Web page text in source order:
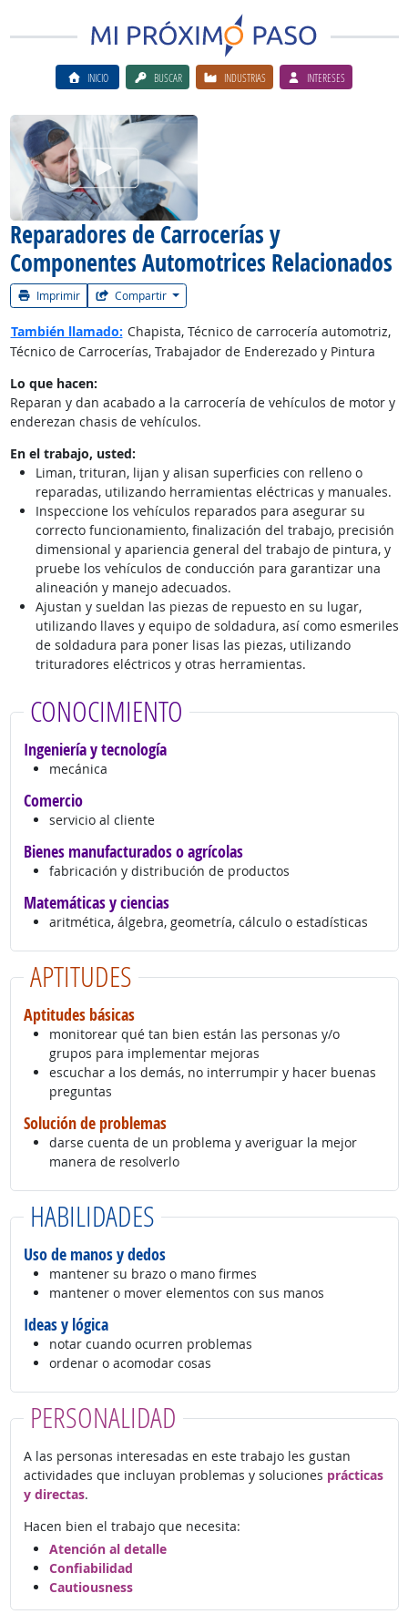
INICIO BUSCAR INDUSTRIAS INTERESES
Reparadores de Carrocerías y
Componentes Automotrices Relacionados
Imprimir Compartir
Ver el vίdeo de la carrera
También llamado: Chapista, Técnico de carrocería automotriz,
Técnico de Carrocerías, Trabajador de Enderezado y Pintura
Lo que hacen:
Reparan y dan acabado a la carrocería de vehículos de motor y
enderezan chasis de vehículos.
En el trabajo, usted:
Liman, trituran, lijan y alisan superficies con relleno o
reparadas, utilizando herramientas eléctricas y manuales.
Inspeccione los vehículos reparados para asegurar su
correcto funcionamiento, finalización del trabajo, precisión
dimensional y apariencia general del trabajo de pintura, y
pruebe los vehículos de conducción para garantizar una
alineación y manejo adecuados.
Ajustan y sueldan las piezas de repuesto en su lugar,
utilizando llaves y equipo de soldadura, así como esmeriles
de soldadura para poner lisas las piezas, utilizando
trituradores eléctricos y otras herramientas.
CONOCIMIENTO
Ingeniería y tecnología
mecánica
Comercio
servicio al cliente
Bienes manufacturados o agrícolas
fabricación y distribución de productos
Matemáticas y ciencias
aritmética, álgebra, geometría, cálculo o estadísticas
APTITUDES
Aptitudes básicas
monitorear qué tan bien están las personas y/o
grupos para implementar mejoras
escuchar a los demás, no interrumpir y hacer buenas
preguntas
Solución de problemas
darse cuenta de un problema y averiguar la mejor
manera de resolverlo
HABILIDADES
Uso de manos y dedos
mantener su brazo o mano firmes
mantener o mover elementos con sus manos
Ideas y lógica
notar cuando ocurren problemas
ordenar o acomodar cosas
PERSONALIDAD
A las personas interesadas en este trabajo les gustan
actividades que incluyan problemas y soluciones prácticas
y directas.
Hacen bien el trabajo que necesita:
Atención al detalle
Confiabilidad
Cautiousness